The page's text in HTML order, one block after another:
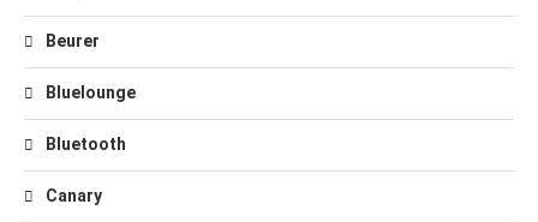
Beurer
Bluelounge
Bluetooth
Canary